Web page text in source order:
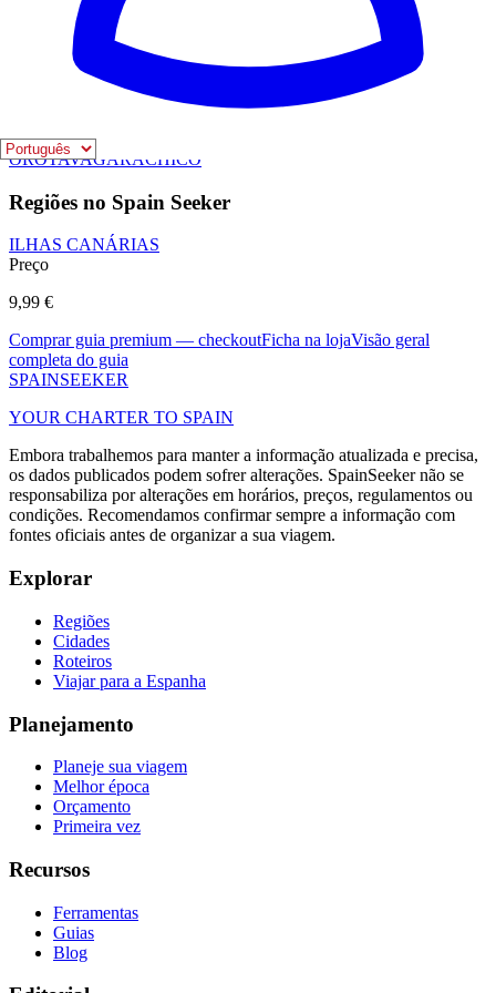
Visão editorial
Ficha na loja
3 DIAS EM SEVILHA
Visão editorial
Ficha na loja
Cidades no Spain Seeker
LA LAGUNA
OROTAVAGARACHICO
Regiões no Spain Seeker
ILHAS CANÁRIAS
Preço
9,99 €
Comprar guia premium — checkoutFicha na lojaVisão geral
completa do guia
SPAINSEEKER
YOUR CHARTER TO SPAIN
Embora trabalhemos para manter a informação atualizada e precisa,
os dados publicados podem sofrer alterações. SpainSeeker não se
responsabiliza por alterações em horários, preços, regulamentos ou
condições. Recomendamos confirmar sempre a informação com
fontes oficiais antes de organizar a sua viagem.
Explorar
Regiões
Cidades
Roteiros
Viajar para a Espanha
Planejamento
Planeje sua viagem
Melhor época
Orçamento
Primeira vez
Recursos
Ferramentas
Guias
Blog